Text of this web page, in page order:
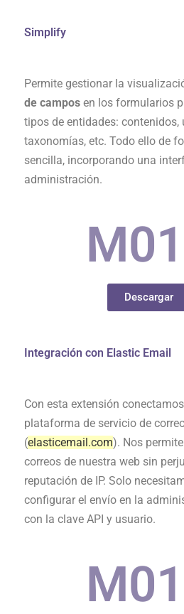
Simplify
Permite gestionar la
de campos en los formularios
tipos de entidades: contenidos,
taxonomías, etc. Todo ello de
sencilla, incorporando una
administración.
M0
Descargar
Integración con Elastic Email
Con esta extensión
plataforma de servicio de
(elasticemail.com). Nos
correos de nuestra web sin
reputación de IP. Solo
configurar el envío en la
con la clave API y usuario.
M0